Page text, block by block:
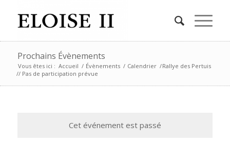
Prochains Évènements
Vous êtes ici : Accueil / Évènements / Calendrier /Rallye des Pertuis
// Pas de participation prévue
Cet événement est passé